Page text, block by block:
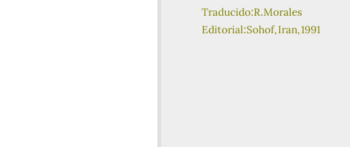
Traducido:R.Morales
Editorial:Sohof, Iran, 1991